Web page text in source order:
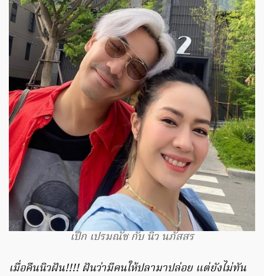
เป๊ก เปรมณัช กับ นิว นภัสสร
เมื่อคืนนิวฝัน!!!! ฝันว่ามีคนให้ปลามาปล่อย แต่ยังไม่ทัน